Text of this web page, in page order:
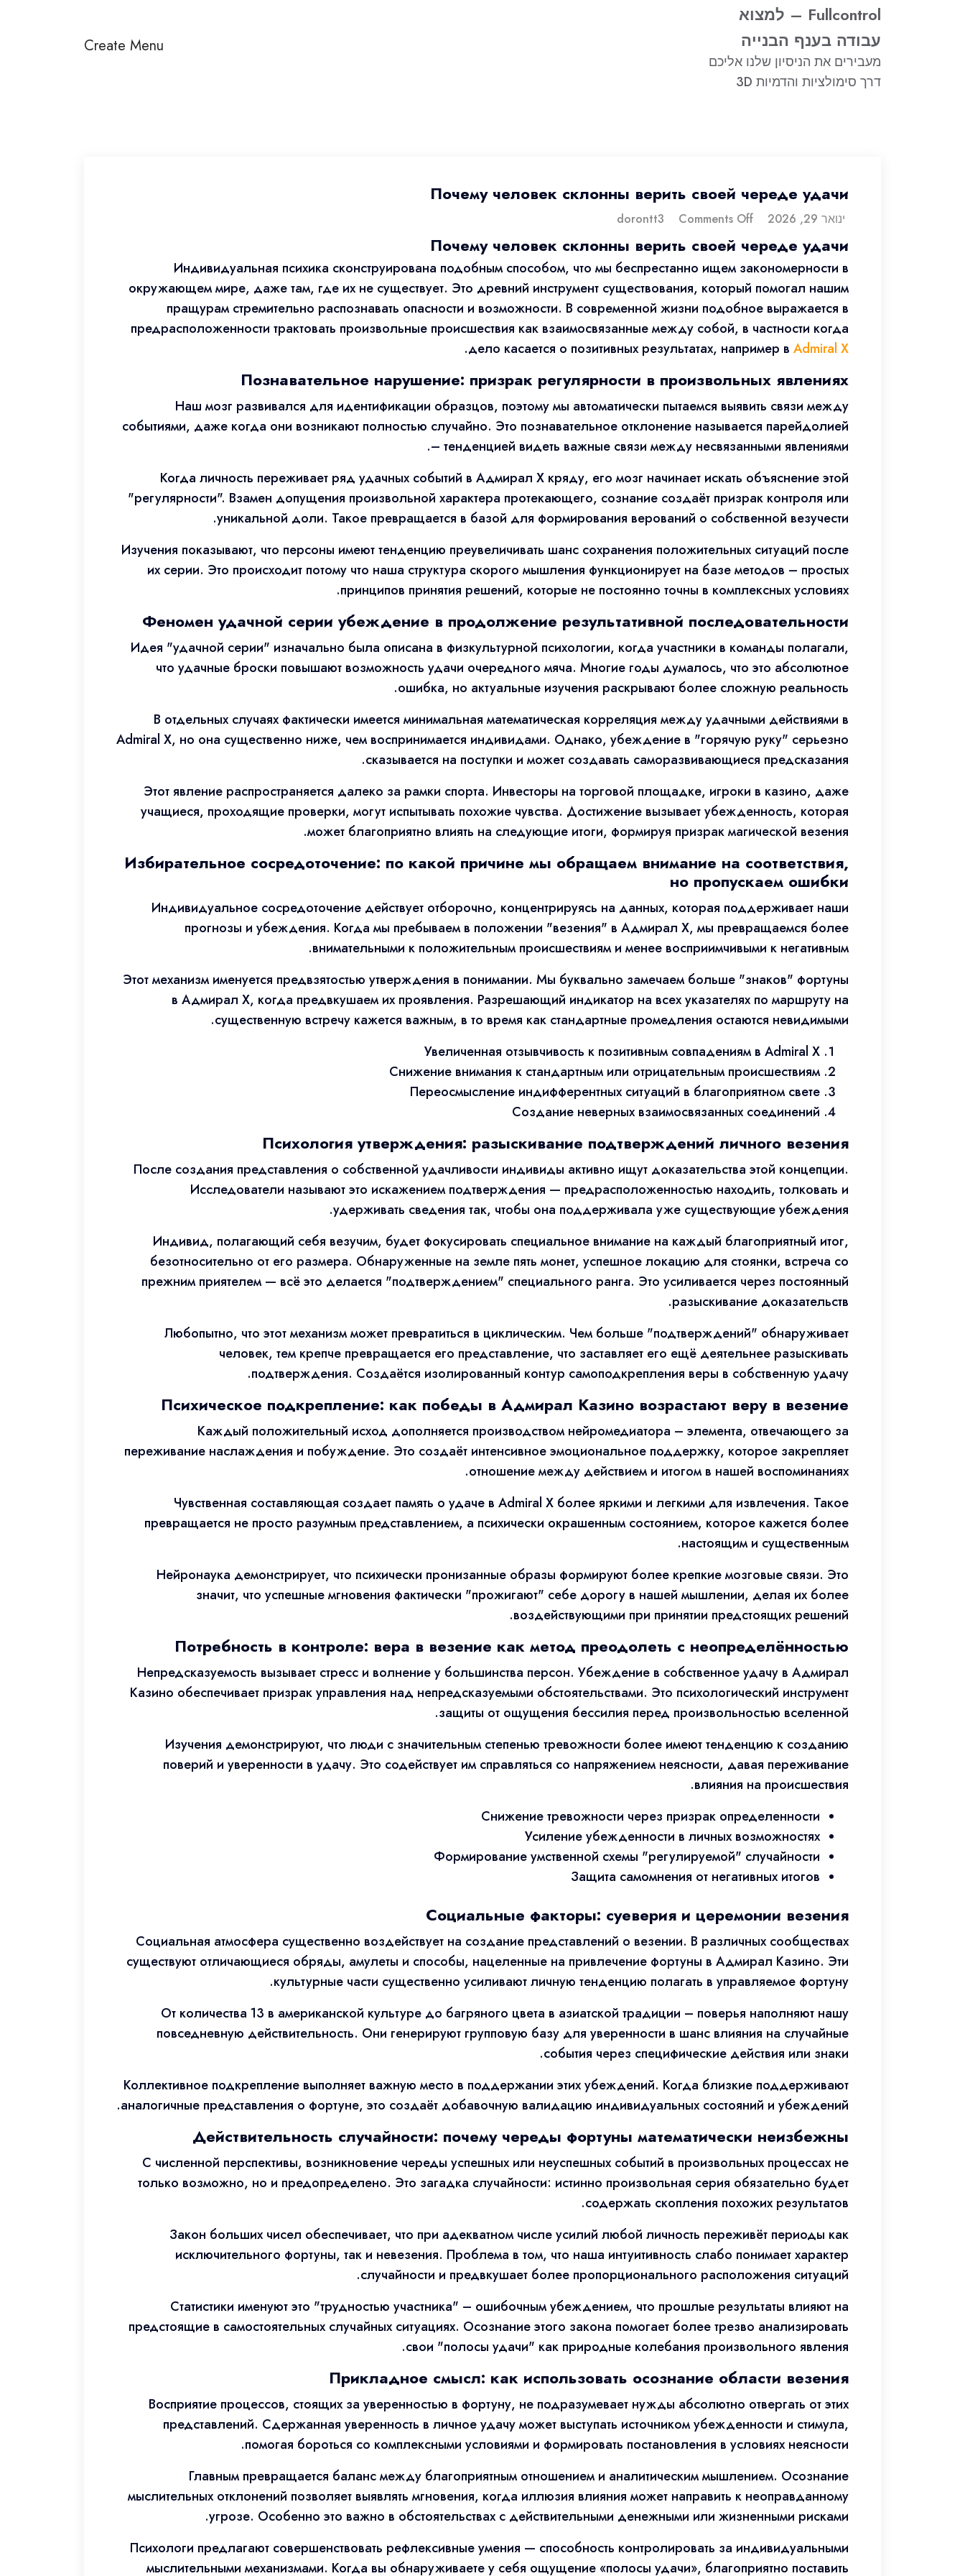
Fullcontrol – למצוא
עבודה בענף הבנייה
מעבירים את הניסיון שלנו אליכם
דרך סימולציות והדמיות 3D
Create Menu
Почему человек склонны верить своей череде удачи
ינואר 29, 2026 Comments Off
Почему человек склонны верить своей череде удачи
Индивидуальная психика сконструирована подобным способом, что мы беспрестанно ищем закономерности в
окружающем мире, даже там, где их не существует. Это древний инструмент существования, который помогал нашим
пращурам стремительно распознавать опасности и возможности. В современной жизни подобное выражается в
предрасположенности трактовать произвольные происшествия как взаимосвязанные между собой, в частности когда
дело касается о позитивных результатах, например в Admiral X
.
Познавательное нарушение: призрак регулярности в произвольных явлениях
Наш мозг развивался для идентификации образцов, поэтому мы автоматически пытаемся выявить связи между
событиями, даже когда они возникают полностью случайно. Это познавательное отклонение называется парейдолией
– тенденцией видеть важные связи между несвязанными явлениями.
Когда личность переживает ряд удачных событий в Адмирал Х кряду, его мозг начинает искать объяснение этой
"регулярности". Взамен допущения произвольной характера протекающего, сознание создаёт призрак контроля или
уникальной доли. Такое превращается в базой для формирования верований о собственной везучести.
Изучения показывают, что персоны имеют тенденцию преувеличивать шанс сохранения положительных ситуаций после
их серии. Это происходит потому что наша структура скорого мышления функционирует на базе методов – простых
принципов принятия решений, которые не постоянно точны в комплексных условиях.
Феномен удачной серии убеждение в продолжение результативной последовательности
Идея "удачной серии" изначально была описана в физкультурной психологии, когда участники в команды полагали,
что удачные броски повышают возможность удачи очередного мяча. Многие годы думалось, что это абсолютное
ошибка, но актуальные изучения раскрывают более сложную реальность.
В отдельных случаях фактически имеется минимальная математическая корреляция между удачными действиями в
Admiral X, но она существенно ниже, чем воспринимается индивидами. Однако, убеждение в "горячую руку" серьезно
сказывается на поступки и может создавать саморазвивающиеся предсказания.
Этот явление распространяется далеко за рамки спорта. Инвесторы на торговой площадке, игроки в казино, даже
учащиеся, проходящие проверки, могут испытывать похожие чувства. Достижение вызывает убежденность, которая
может благоприятно влиять на следующие итоги, формируя призрак магической везения.
Избирательное сосредоточение: по какой причине мы обращаем внимание на соответствия,
но пропускаем ошибки
Индивидуальное сосредоточение действует отборочно, концентрируясь на данных, которая поддерживает наши
прогнозы и убеждения. Когда мы пребываем в положении "везения" в Адмирал Х, мы превращаемся более
внимательными к положительным происшествиям и менее восприимчивыми к негативным.
Этот механизм именуется предвзятостью утверждения в понимании. Мы буквально замечаем больше "знаков" фортуны
в Адмирал Х, когда предвкушаем их проявления. Разрешающий индикатор на всех указателях по маршруту на
существенную встречу кажется важным, в то время как стандартные промедления остаются невидимыми.
Увеличенная отзывчивость к позитивным совпадениям в Admiral X
Снижение внимания к стандартным или отрицательным происшествиям
Переосмысление индифферентных ситуаций в благоприятном свете
Создание неверных взаимосвязанных соединений
Психология утверждения: разыскивание подтверждений личного везения
После создания представления о собственной удачливости индивиды активно ищут доказательства этой концепции.
Исследователи называют это искажением подтверждения — предрасположенностью находить, толковать и
удерживать сведения так, чтобы она поддерживала уже существующие убеждения.
Индивид, полагающий себя везучим, будет фокусировать специальное внимание на каждый благоприятный итог,
безотносительно от его размера. Обнаруженные на земле пять монет, успешное локацию для стоянки, встреча со
прежним приятелем — всё это делается "подтверждением" специального ранга. Это усиливается через постоянный
разыскивание доказательств.
Любопытно, что этот механизм может превратиться в циклическим. Чем больше "подтверждений" обнаруживает
человек, тем крепче превращается его представление, что заставляет его ещё деятельнее разыскивать
подтверждения. Создаётся изолированный контур самоподкрепления веры в собственную удачу.
Психическое подкрепление: как победы в Адмирал Казино возрастают веру в везение
Каждый положительный исход дополняется производством нейромедиатора – элемента, отвечающего за
переживание наслаждения и побуждение. Это создаёт интенсивное эмоциональное поддержку, которое закрепляет
отношение между действием и итогом в нашей воспоминаниях.
Чувственная составляющая создает память о удаче в Admiral X более яркими и легкими для извлечения. Такое
превращается не просто разумным представлением, а психически окрашенным состоянием, которое кажется более
настоящим и существенным.
Нейронаука демонстрирует, что психически пронизанные образы формируют более крепкие мозговые связи. Это
значит, что успешные мгновения фактически "прожигают" себе дорогу в нашей мышлении, делая их более
воздействующими при принятии предстоящих решений.
Потребность в контроле: вера в везение как метод преодолеть с неопределённостью
Непредсказуемость вызывает стресс и волнение у большинства персон. Убеждение в собственное удачу в Адмирал
Казино обеспечивает призрак управления над непредсказуемыми обстоятельствами. Это психологический инструмент
защиты от ощущения бессилия перед произвольностью вселенной.
Изучения демонстрируют, что люди с значительным степенью тревожности более имеют тенденцию к созданию
поверий и уверенности в удачу. Это содействует им справляться со напряжением неясности, давая переживание
влияния на происшествия.
Снижение тревожности через призрак определенности
Усиление убежденности в личных возможностях
Формирование умственной схемы "регулируемой" случайности
Защита самомнения от негативных итогов
Социальные факторы: суеверия и церемонии везения
Социальная атмосфера существенно воздействует на создание представлений о везении. В различных сообществах
существуют отличающиеся обряды, амулеты и способы, нацеленные на привлечение фортуны в Адмирал Казино. Эти
культурные части существенно усиливают личную тенденцию полагать в управляемое фортуну.
От количества 13 в американской культуре до багряного цвета в азиатской традиции – поверья наполняют нашу
повседневную действительность. Они генерируют групповую базу для уверенности в шанс влияния на случайные
события через специфические действия или знаки.
Коллективное подкрепление выполняет важную место в поддержании этих убеждений. Когда близкие поддерживают
аналогичные представления о фортуне, это создаёт добавочную валидацию индивидуальных состояний и убеждений.
Действительность случайности: почему череды фортуны математически неизбежны
С численной перспективы, возникновение череды успешных или неуспешных событий в произвольных процессах не
только возможно, но и предопределено. Это загадка случайности: истинно произвольная серия обязательно будет
содержать скопления похожих результатов.
Закон больших чисел обеспечивает, что при адекватном числе усилий любой личность переживёт периоды как
исключительного фортуны, так и невезения. Проблема в том, что наша интуитивность слабо понимает характер
случайности и предвкушает более пропорционального расположения ситуаций.
Статистики именуют это "трудностью участника" – ошибочным убеждением, что прошлые результаты влияют на
предстоящие в самостоятельных случайных ситуациях. Осознание этого закона помогает более трезво анализировать
свои "полосы удачи" как природные колебания произвольного явления.
Прикладное смысл: как использовать осознание области везения
Восприятие процессов, стоящих за уверенностью в фортуну, не подразумевает нужды абсолютно отвергать от этих
представлений. Сдержанная уверенность в личное удачу может выступать источником убежденности и стимула,
помогая бороться со комплексными условиями и формировать постановления в условиях неясности.
Главным превращается баланс между благоприятным отношением и аналитическим мышлением. Осознание
мыслительных отклонений позволяет выявлять мгновения, когда иллюзия влияния может направить к неоправданному
угрозе. Особенно это важно в обстоятельствах с действительными денежными или жизненными рисками.
Психологи предлагают совершенствовать рефлексивные умения — способность контролировать за индивидуальными
мыслительными механизмами. Когда вы обнаруживаете у себя ощущение «полосы удачи», благоприятно поставить